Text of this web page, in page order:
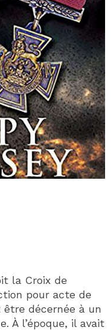
la Croix de
pour acte de
décernée à un
À l’époque, il avait